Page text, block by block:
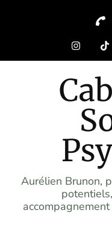
Aurélien Brunon,